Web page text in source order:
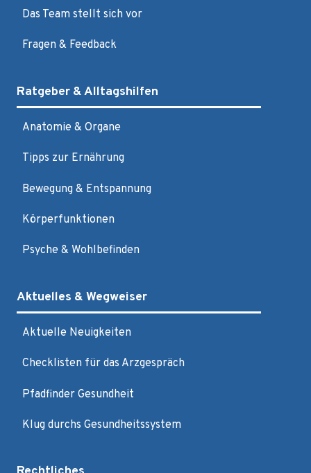
Das Team stellt sich vor
Fragen & Feedback
Ratgeber & Alltagshilfen
Anatomie & Organe
Tipps zur Ernährung
Bewegung & Entspannung
Körperfunktionen
Psyche & Wohlbefinden
Aktuelles & Wegweiser
Aktuelle Neuigkeiten
Checklisten für das Arzgespräch
Pfadfinder Gesundheit
Klug durchs Gesundheitssystem